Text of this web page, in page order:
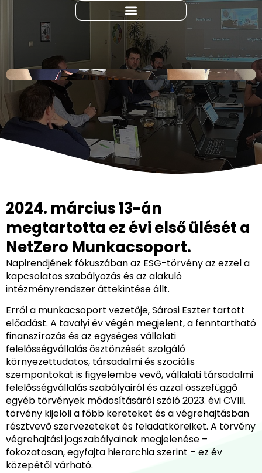
2024. március 13-án
megtartotta ez évi első ülését a
NetZero Munkacsoport.
Napirendjének fókuszában az ESG-törvény az ezzel a
kapcsolatos szabályozás és az alakuló
intézményrendszer áttekintése állt.
Erről a munkacsoport vezetője, Sárosi Eszter tartott
előadást. A tavalyi év végén megjelent, a fenntartható
finanszírozás és az egységes vállalati
felelősségvállalás ösztönzését szolgáló
környezettudatos, társadalmi és szociális
szempontokat is figyelembe vevő, vállalati társadalmi
felelősségvállalás szabályairól és azzal összefüggő
egyéb törvények módosításáról szóló 2023. évi CVIII.
törvény kijelöli a főbb kereteket és a végrehajtásban
résztvevő szervezeteket és feladatköreiket. A törvény
végrehajtási jogszabályainak megjelenése –
fokozatosan, egyfajta hierarchia szerint – ez év
közepétől várható.